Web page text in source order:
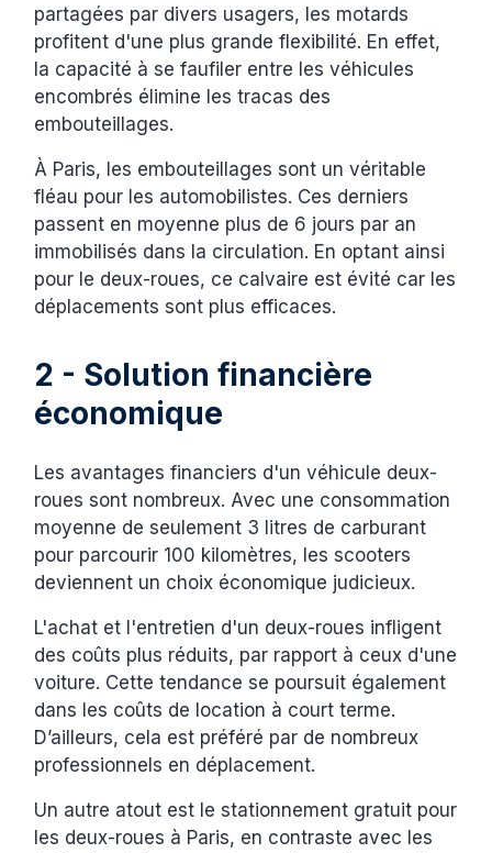
partagées par divers usagers, les motards
profitent d'une plus grande flexibilité. En effet,
la capacité à se faufiler entre les véhicules
encombrés élimine les tracas des
embouteillages.
À Paris, les embouteillages sont un véritable
fléau pour les automobilistes. Ces derniers
passent en moyenne plus de 6 jours par an
immobilisés dans la circulation. En optant ainsi
pour le deux-roues, ce calvaire est évité car les
déplacements sont plus efficaces.
2 - Solution financière
économique
Les avantages financiers d'un véhicule deux-
roues sont nombreux. Avec une consommation
moyenne de seulement 3 litres de carburant
pour parcourir 100 kilomètres, les scooters
deviennent un choix économique judicieux.
L'achat et l'entretien d'un deux-roues infligent
des coûts plus réduits, par rapport à ceux d'une
voiture. Cette tendance se poursuit également
dans les coûts de location à court terme.
D’ailleurs, cela est préféré par de nombreux
professionnels en déplacement.
Un autre atout est le stationnement gratuit pour
les deux-roues à Paris, en contraste avec les